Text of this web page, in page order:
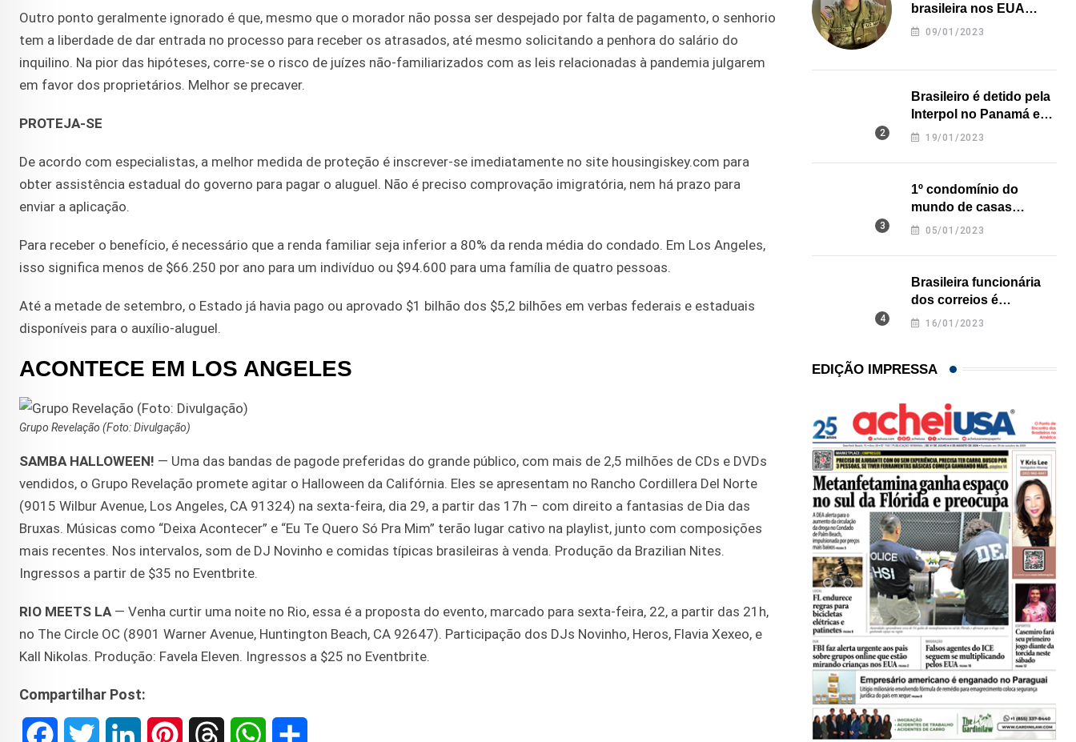
Outro ponto geralmente ignorado é que, mesmo que o morador não possa ser despejado por falta de pagamento, o senhorio
tem a liberdade de dar entrada no processo para receber os atrasados, até mesmo solicitando a penhora do salário do
inquilino. Na pior das hipóteses, corre-se o risco de juízes não-familiarizados com as leis relacionadas à pandemia julgarem
em favor dos proprietários. Melhor se precaver.
PROTEJA-SE
De acordo com especialistas, a melhor medida de proteção é inscrever-se imediatamente no site housingiskey.com para
obter assistência estadual do governo para pagar o aluguel. Não é preciso comprovação imigratória, nem há prazo para
enviar a aplicação.
Para receber o benefício, é necessário que a renda familiar seja inferior a 80% da renda média do condado. Em Los Angeles,
isso significa menos de $66.250 por ano para um indivíduo ou $94.600 para uma família de quatro pessoas.
Até a metade de setembro, o Estado já havia pago ou aprovado $1 bilhão dos $5,2 bilhões em verbas federais e estaduais
disponíveis para o auxílio-aluguel.
ACONTECE EM LOS ANGELES
Grupo Revelação (Foto: Divulgação)
SAMBA HALLOWEEN! — Uma das bandas de pagode preferidas do grande público, com mais de 2,5 milhões de CDs e DVDs
vendidos, o Grupo Revelação promete agitar o Halloween da Califórnia. Eles se apresentam no Rancho Cordillera Del Norte
(9015 Wilbur Avenue, Los Angeles, CA 91324) na sexta-feira, dia 29, a partir das 17h – com direito a fantasias de Dia das
Bruxas. Músicas como “Deixa Acontecer” e “Eu Te Quero Só Pra Mim” terão lugar cativo na playlist, junto com composições
mais recentes. Nos intervalos, som de DJ Novinho e comidas típicas brasileiras à venda. Produção da Brazilian Nites.
Ingressos a partir de $35 no Eventbrite.
RIO MEETS LA— Venha curtir uma noite no Rio, essa é a proposta do evento, marcado para sexta-feira, 22, a partir das 21h,
no The Circle OC (8901 Warner Avenue, Huntington Beach, CA 92647). Participação dos DJs Novinho, Heros, Flavia Xexeo, e
Kall Nikolas. Produção: Favela Eleven. Ingressos a $25 no Eventbrite.
Compartilhar Post:
brasileira nos EUA
revela onde deixou o
09/01/2023
Brasileiro é detido pela
Interpol no Panamá e
pode pegar prisão
19/01/2023
1º condomínio do
mundo de casas
impressas em 3D é
05/01/2023
Brasileira funcionária
dos correios é
assassinada a facadas
16/01/2023
EDIÇÃO IMPRESSA